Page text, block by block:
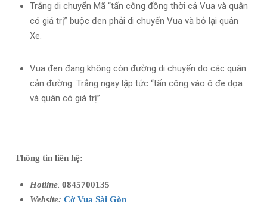
Trắng di chuyển Mã “tấn công đồng thời cả Vua và quân
có giá trị” buộc đen phải di chuyển Vua và bỏ lại quân
Xe.
Vua đen đang không còn đường di chuyển do các quân
cản đường. Trắng ngay lập tức “tấn công vào ô đe dọa
và quân có giá trị”
Thông tin liên hệ:
Hotline: 0845700135
Website: Cờ Vua Sài Gòn